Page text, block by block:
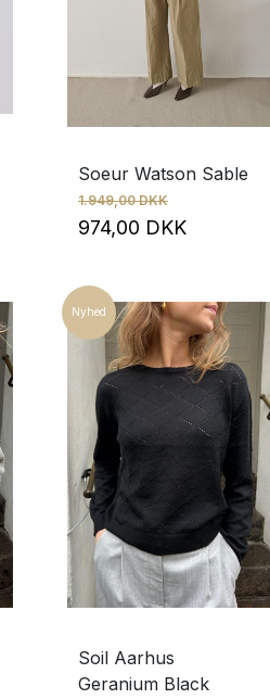
Soeur Watson Sable
1.949,00 DKK
974,00 DKK
Nyhed
Soil Aarhus
Geranium Black